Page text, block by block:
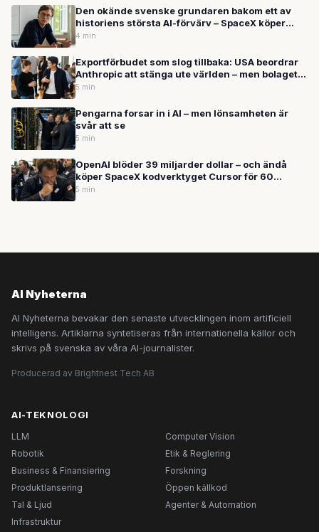
Den okände svenske grundaren bakom ett av
historiens största AI-förvärv – SpaceX köper
Cursor för upp till 600 miljarder kronor
4 min
Exportförbudet som slog tillbaka: USA beordrar
Anthropic att stänga ute världen – men bolaget
fortsätter växa
5 min
Pengarna forsar in i AI – men lönsamheten är
svår att se
5 min
OpenAI blöder 39 miljarder dollar – och ändå
köper SpaceX kodverktyget Cursor för 60
miljarder: Vad händer egentligen med AI-
5 min
AI Nyheterna
AI Nyheterna bevakar den senaste utvecklingen inom artificiell
intelligens. Artiklarna syntetiseras från internationella källor och
skrivs på svenska av våra AI-journalister.
Producerad av Brightnest Tech AB
AI-TEKNOLOGI
LLM
Computer Vision
Robotik
Etik & Reglering
Business & Finansiering
Forskning
Produktlansering
Öppen källkod
Tal & Ljud
Agenter & Automation
Infrastruktur